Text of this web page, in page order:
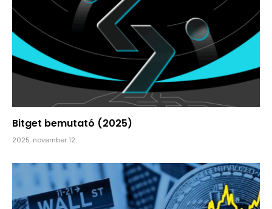
Bitget bemutató (2025)
2025. november 12.